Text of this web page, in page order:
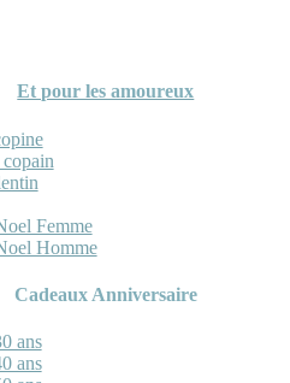
Et pour les amoureux
Femme
Homme
Cadeaux Anniversaire
ans
ans